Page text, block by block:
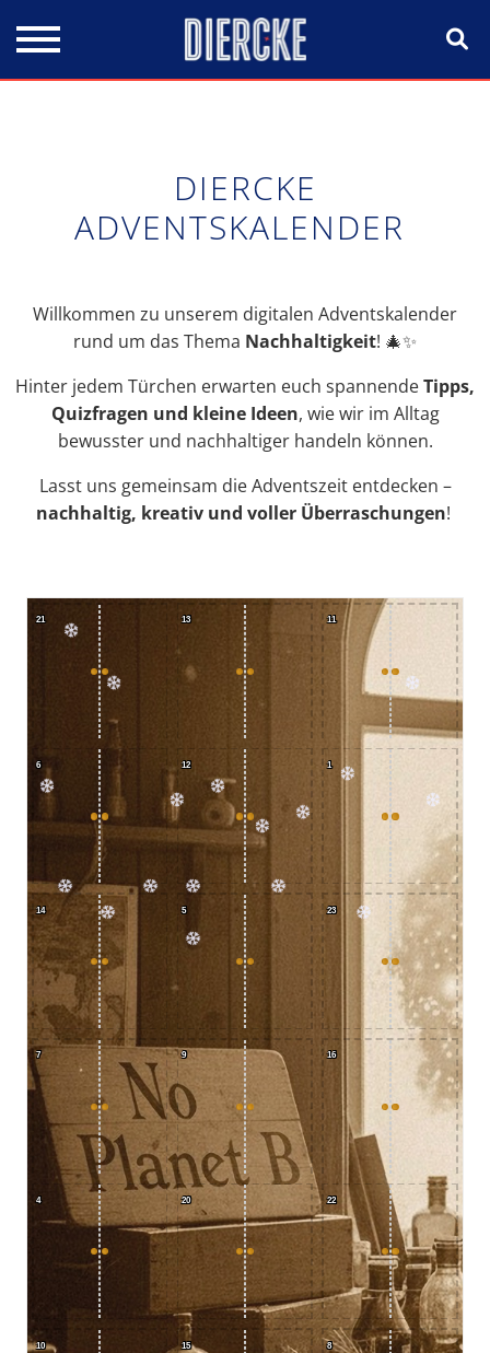
DIERCKE
ADVENTSKALENDER
Willkommen zu unserem digitalen Adventskalender
rund um das Thema Nachhaltigkeit! 🎄✨
Hinter jedem Türchen erwarten euch spannendeTipps,
Quizfragen und kleine Ideen, wie wir im Alltag
bewusster und nachhaltiger handeln können.
Lasst uns gemeinsam die Adventszeit entdecken –
nachhaltig, kreativ und voller Überraschungen!